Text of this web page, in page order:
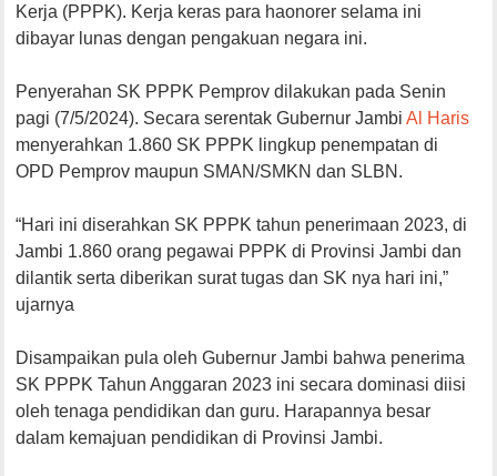
Kerja (PPPK). Kerja keras para haonorer selama ini
dibayar lunas dengan pengakuan negara ini.
Penyerahan SK PPPK Pemprov dilakukan pada Senin
pagi (7/5/2024). Secara serentak Gubernur JambiAl Haris
menyerahkan 1.860 SK PPPK lingkup penempatan di
OPD Pemprov maupun SMAN/SMKN dan SLBN.
“Hari ini diserahkan SK PPPK tahun penerimaan 2023, di
Jambi 1.860 orang pegawai PPPK di Provinsi Jambi dan
dilantik serta diberikan surat tugas dan SK nya hari ini,”
ujarnya
Disampaikan pula oleh Gubernur Jambi bahwa penerima
SK PPPK Tahun Anggaran 2023 ini secara dominasi diisi
oleh tenaga pendidikan dan guru. Harapannya besar
dalam kemajuan pendidikan di Provinsi Jambi.